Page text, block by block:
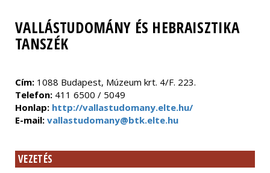
VALLÁSTUDOMÁNY ÉS HEBRAISZTIKA
TANSZÉK
Cím: 1088 Budapest, Múzeum krt. 4/F. 223.
Telefon: 411 6500 / 5049
Honlap: http://vallastudomany.elte.hu/
E-mail: vallastudomany@btk.elte.hu
VEZETÉS